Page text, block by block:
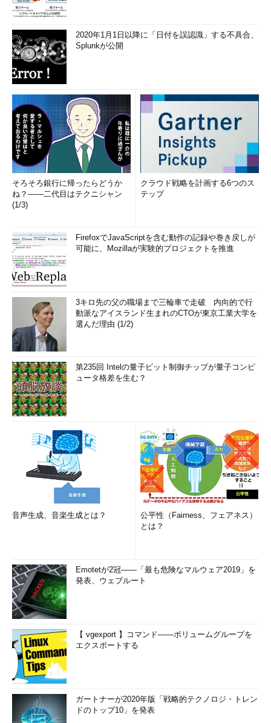
ートしていません。
高速スタートアップの仕組み
Windows 8では元々、ブート・コードの見直しなどにより、以
前のWindows 7よりもブートに要する時間（サインインの画面が
表示されるまでの時間）はいくらか短くなっている。それをさら
に改善して、大幅に高速化したのが高速スタートアップである。
従来のブート・シーケンスでは初期化に時間がかかっている
まず、以前のWindows OSにおけるブート・シーケンスを見て
みよう。
Windows OSの一般的なブート・シーケンス
Windows OSにおけるフルブート（コールド・ブート）・シ
別）。BIOSのPOST処理が終わると、OSのロードと初期化が
始まり、デバイスの検出やデバイス・ドライバ、サービスな
どのロードと初期化などが行われ、その後ユーザー・セッシ
ョンが開始される。
システムが起動すると、まず「POST（Power On Self
Test）」と呼ばれるコードが実行される。これは一般的には
BIOSの起動画面として認識されているものである（表示しない
ようになっているシステムも多いが）。システム全体の初期化や
テストなどが行われた後、ディスクの先頭からブート・コードを
読み出してきて、OSのロードの準備を始める段階である。
OSの初期ロードが完了すると、続いてOSカーネルや必須デバ
イス・ドライバのロードと初期化が行われる。そしてシステムに
接続されているデバイスをスキャンして調査し、追加のデバイ
ス・ドライバのロードと初期化も行う。以後は、サービスの起動
やユーザー・シェルの起動、サインイン（ログオン）画面の表示
以上が主なブート処理であるが、この中で一番時間がかかるの
が、システムに接続されているデバイスの調査とデバイス・ドラ
イバのロード／起動である。どんなシステムでも数十個のデバイ
ス・ドライバがロードされるし、新しいデバイスを追加すると、
期化に要する時間はますます増える傾向になる。特に、PnP（プ
ラグ＆プレイ）対応ではないレガシーなデバイスでは、特定のポ
ートをスキャンしてデバイスの存在をチェックするので（デバイ
スが存在しているかどうかは応答が返ってくるかどうかで判断す
るため、いくらかの待ち時間も必要）、非常に時間がかかる。
初期化を省いて休止状態から起動することで起動時間を短縮する
2020年1月1日以降に「日付を誤認識」する不具合、
Splunkが公開
そろそろ銀行に帰ったらどうか
ね？――二代目はテクニシャン
(1/3)
クラウド戦略を計画する6つのス
テップ
FirefoxでJavaScriptを含む動作の記録や巻き戻しが
可能に、Mozillaが実験的プロジェクトを推進
3キロ先の父の職場まで三輪車で走破 内向的で行
動派なアイスランド生まれのCTOが東京工業大学を
選んだ理由 (1/2)
第235回 Intelの量子ビット制御チップが量子コンピ
ュータ格差を生む？
音声生成、音楽生成とは？
公平性（Fairness、フェアネス）
とは？
Emotetが2冠――「最も危険なマルウェア2019」を
発表、ウェブルート
【 vgexport 】コマンド――ボリュームグループを
エクスポートする
ガートナーが2020年版「戦略的テクノロジ・トレン
ドのトップ10」を発表